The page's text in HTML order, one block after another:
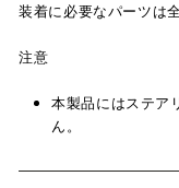
装着に必要なパーツは
注意
本製品にはステア
ん。